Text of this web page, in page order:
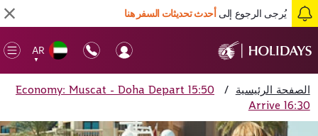
يُرجى الرجوع إلىأحدث تحديثات السفر هنا
AR
▼
الصفحة الرئيسية
/
Economy: Muscat - Doha Depart 15:50
Arrive 16:30